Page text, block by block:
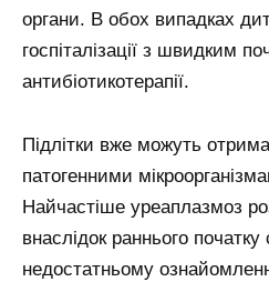
органи. В обох випадках
госпіталізації з швидким
антибіотикотерапії.
Підлітки вже можуть
патогенними
Найчастіше уреаплазмоз
внаслідок раннього
недостатньому